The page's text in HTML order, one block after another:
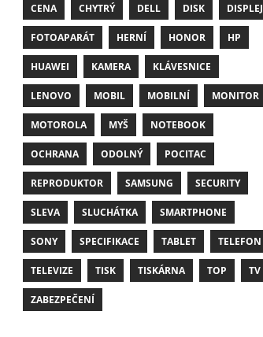
CENA CHYTRÝ DELL DISK DISPLEJ
FOTOAPARÁT HERNÍ HONOR HP
HUAWEI KAMERA KLÁVESNICE
LENOVO MOBIL MOBILNÍ MONITOR
MOTOROLA MYŠ NOTEBOOK
OCHRANA ODOLNÝ POCITAC
REPRODUKTOR SAMSUNG SECURITY
SLEVA SLUCHÁTKA SMARTPHONE
SONY SPECIFIKACE TABLET TELEFON
TELEVIZE TISK TISKÁRNA TOP TV
ZABEZPEČENÍ